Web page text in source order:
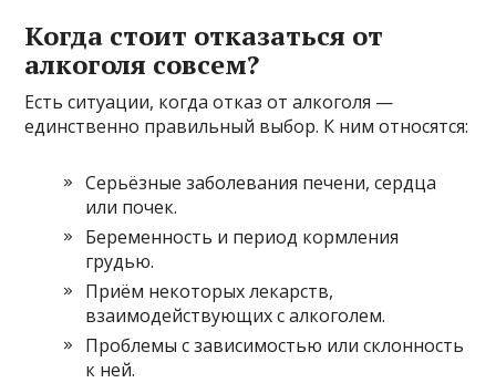
Когда стоит отказаться от
алкоголя совсем?
Есть ситуации, когда отказ от алкоголя —
единственно правильный выбор. К ним относятся:
Серьёзные заболевания печени, сердца
или почек.
Беременность и период кормления
грудью.
Приём некоторых лекарств,
взаимодействующих с алкоголем.
Проблемы с зависимостью или склонность
к ней.